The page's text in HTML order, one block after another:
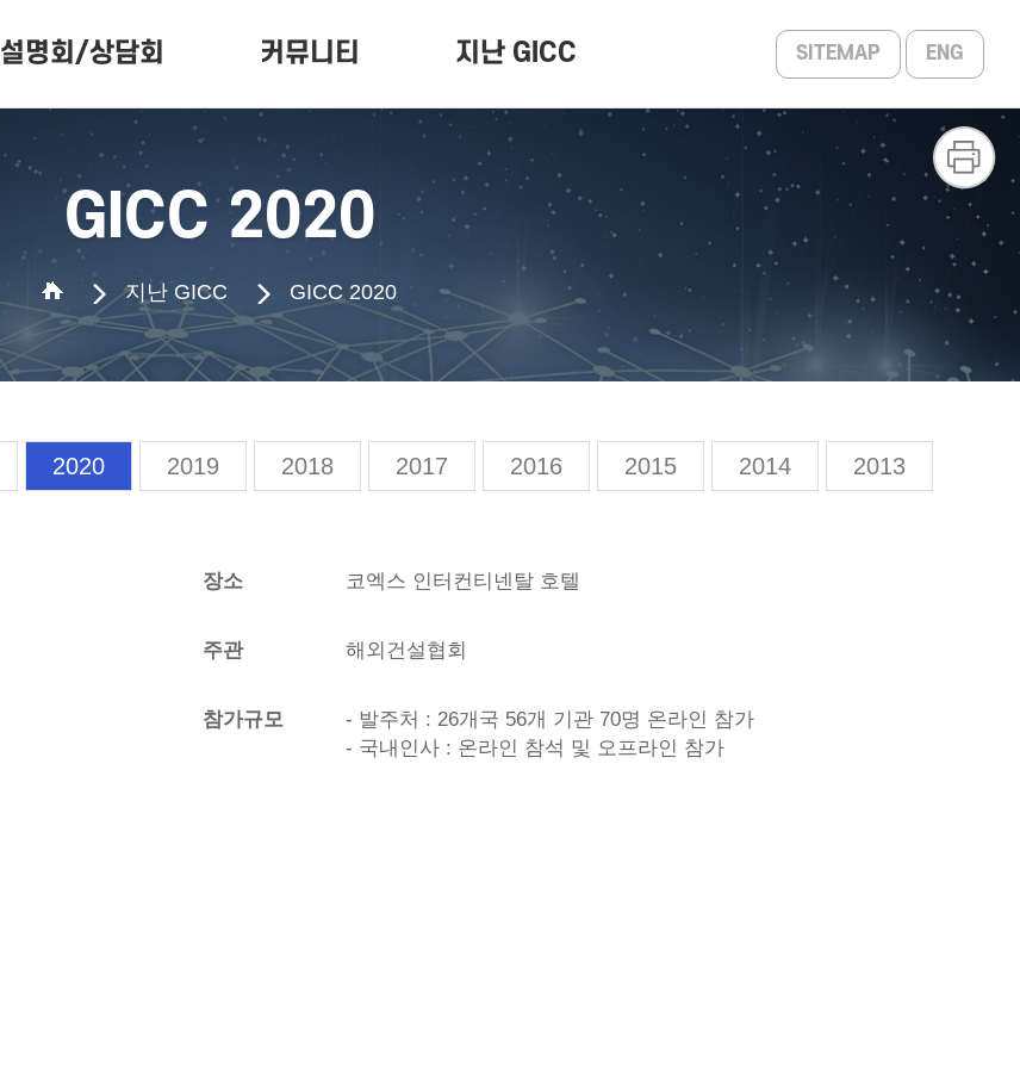
설명회/상담회
프로젝트 설명회
상담회 신청
커뮤니티
카드뉴스
지난 GICC
GICC 2025 ~ 2013
포토갤러리
SITEMAP ENG
GICC 2020
지난 GICC GICC 2020
2020 2019 2018 2017 2016 2015 2014 2013
장소 코엑스 인터컨티넨탈 호텔
주관 해외건설협회
참가규모
- 발주처 : 26개국 56개 기관 70명 온라인 참가
- 국내인사 : 온라인 참석 및 오프라인 참가